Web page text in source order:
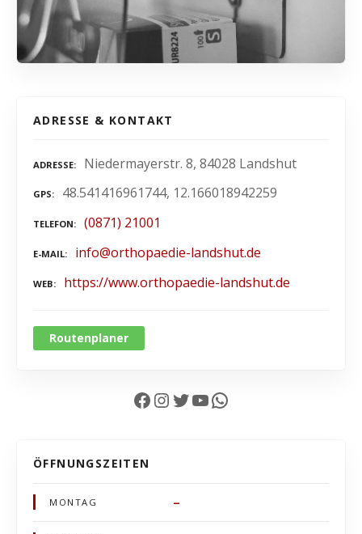
ADRESSE & KONTAKT
ADRESSE Niedermayerstr. 8, 84028 Landshut
GPS 48.541416961744, 12.166018942259
TELEFON (0871) 21001
E-MAIL info@orthopaedie-landshut.de
WEB https://www.orthopaedie-landshut.de
Routenplaner
Facebook InstagramTwitter YouTube WhatsApp
ÖFFNUNGSZEITEN
MONTAG –